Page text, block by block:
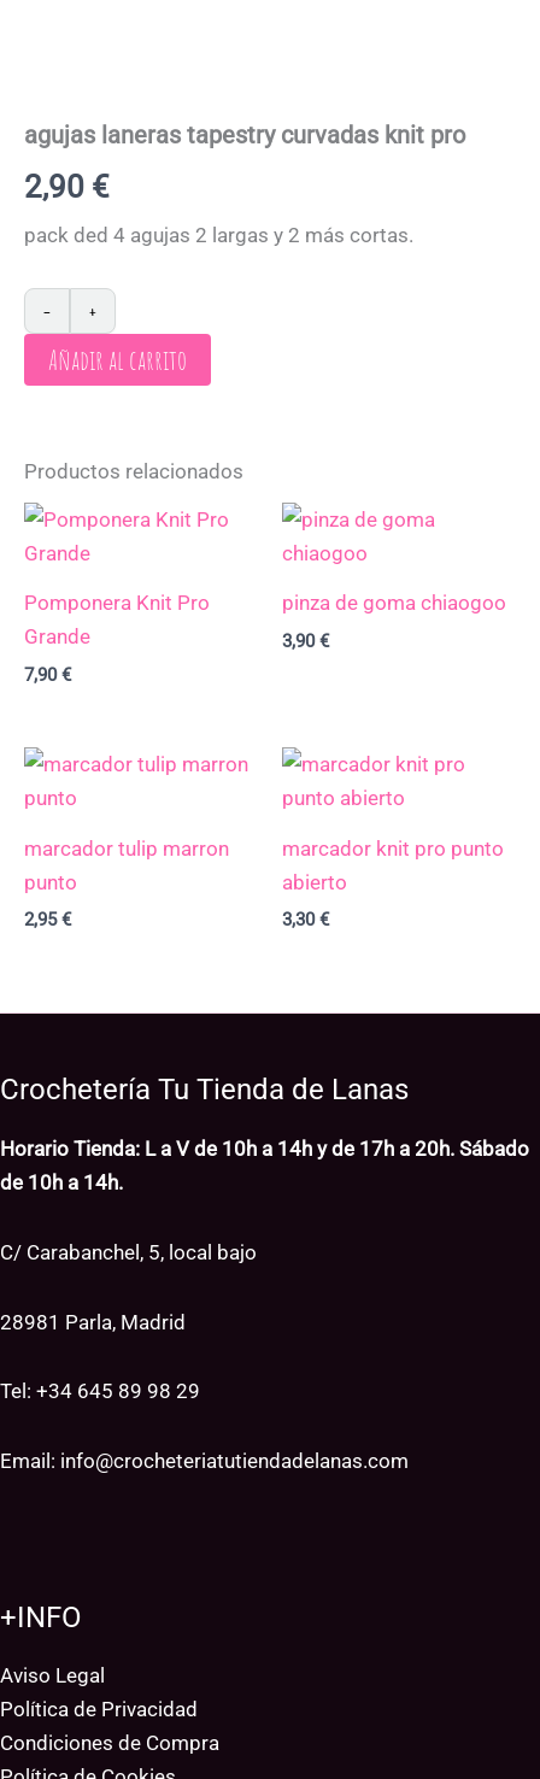
agujas laneras tapestry curvadas knit pro
2,90 €
pack ded 4 agujas 2 largas y 2 más cortas.
− +
Añadir al carrito
Productos relacionados
Pomponera Knit Pro
Grande
7,90€
pinza de goma chiaogoo
3,90€
marcador tulip marron
punto
2,95€
marcador knit pro punto
abierto
3,30€
Crochetería Tu Tienda de Lanas
Horario Tienda: L a V de 10h a 14h y de 17h a 20h. Sábado
de 10h a 14h.
C/ Carabanchel, 5, local bajo
28981 Parla, Madrid
Tel: +34 645 89 98 29
Email: info@crocheteriatutiendadelanas.com
+INFO
Aviso Legal
Política de Privacidad
Condiciones de Compra